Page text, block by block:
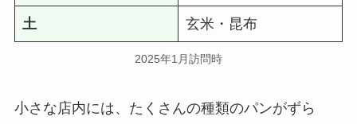
土 玄米・昆布
2025年1月訪問時
小さな店内には、たくさんの種類のパンがずら